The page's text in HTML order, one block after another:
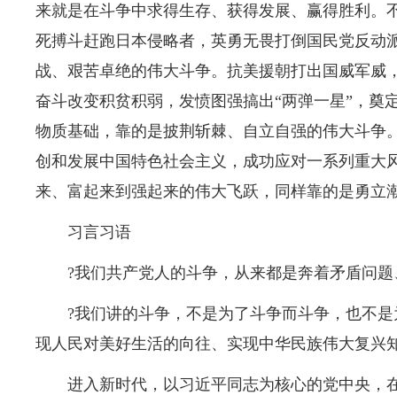
来就是在斗争中求得生存、获得发展、赢得胜利。
死搏斗赶跑日本侵略者，英勇无畏打倒国民党反动
战、艰苦卓绝的伟大斗争。抗美援朝打出国威军威
奋斗改变积贫积弱，发愤图强搞出“两弹一星”，奠
物质基础，靠的是披荆斩棘、自立自强的伟大斗争
创和发展中国特色社会主义，成功应对一系列重大
来、富起来到强起来的伟大飞跃，同样靠的是勇立
习言习语
?我们共产党人的斗争，从来都是奔着矛盾问
?我们讲的斗争，不是为了斗争而斗争，也不
现人民对美好生活的向往、实现中华民族伟大复兴
进入新时代，以习近平同志为核心的党中央，